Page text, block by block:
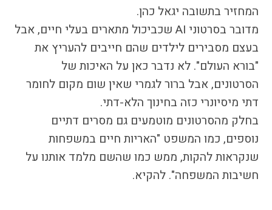
זיהיתי הדתה, מה
עושים?
המדריך להורה החילוני
המדריך למורה: תרבות
כל הכתבות
הרשמה לעדכונים
מן התקשורת
המחזיר בתשובה יגאל כהן.
מדובר בסרטוני AI שכביכול מתארים בעלי חיים, אבל
בעצם מסבירים לילדים שהם חייבים להעריץ את
"בורא העולם". לא נדבר כאן על האיכות של
הסרטונים, אבל ברור לגמרי שאין שום מקום לחומר
דתי מיסיונרי כזה בחינוך הלא-דתי.
בחלק מהסרטונים מוטמעים גם מסרים דתיים
נוספים, כמו המשפט "האריות חיים במשפחות
שנקראות להקות, ממש כמו שהשם מלמד אותנו על
חשיבות המשפחה". להקיא.